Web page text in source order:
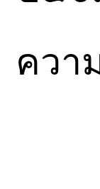
ควา